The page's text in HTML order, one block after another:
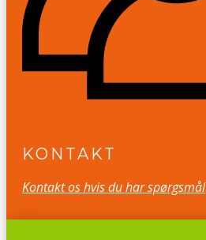
KONTAKT
Kontakt os hvis du har spørgsmål